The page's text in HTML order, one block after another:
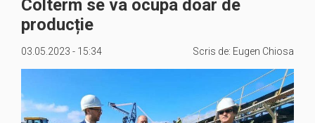
Colterm se va ocupa doar de
producție
03.05.2023 - 15:34 Scris de: Eugen Chiosa